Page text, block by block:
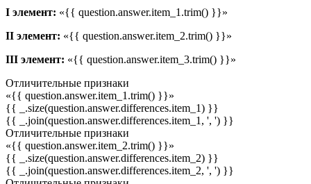
I элемент: «{{ question.answer.item_1.trim() }}»
II элемент: «{{ question.answer.item_2.trim() }}»
III элемент: «{{ question.answer.item_3.trim() }}»
Отличительные признаки
«{{ question.answer.item_1.trim() }}»
{{ _.size(question.answer.differences.item_1) }}
{{ _.join(question.answer.differences.item_1, ', ') }}
Отличительные признаки
«{{ question.answer.item_2.trim() }}»
{{ _.size(question.answer.differences.item_2) }}
{{ _.join(question.answer.differences.item_2, ', ') }}